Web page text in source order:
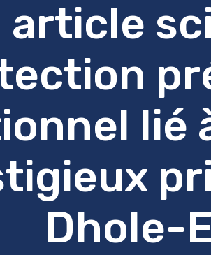
article
lié
Dhole-